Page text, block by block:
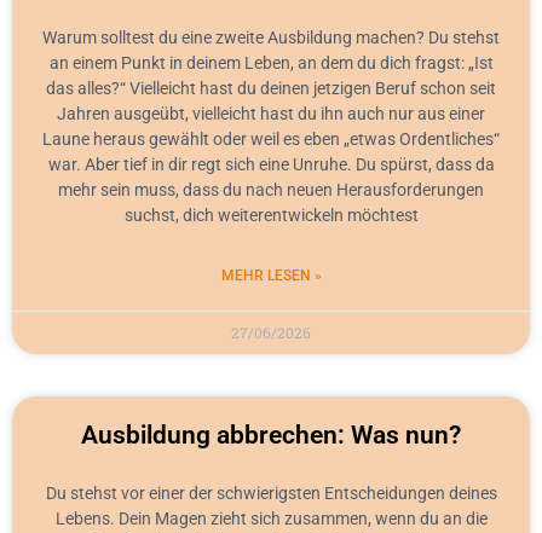
Warum solltest du eine zweite Ausbildung machen? Du stehst
an einem Punkt in deinem Leben, an dem du dich fragst: „Ist
das alles?“ Vielleicht hast du deinen jetzigen Beruf schon seit
Jahren ausgeübt, vielleicht hast du ihn auch nur aus einer
Laune heraus gewählt oder weil es eben „etwas Ordentliches“
war. Aber tief in dir regt sich eine Unruhe. Du spürst, dass da
mehr sein muss, dass du nach neuen Herausforderungen
suchst, dich weiterentwickeln möchtest
MEHR LESEN »
27/06/2026
Ausbildung abbrechen: Was nun?
Du stehst vor einer der schwierigsten Entscheidungen deines
Lebens. Dein Magen zieht sich zusammen, wenn du an die